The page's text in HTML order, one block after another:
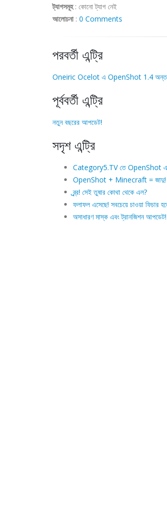
ট্যাগসমূহ: কোনো ট্যাগ নেই
আলোচনা: 0 Comments
পরবর্তী এন্ট্রি
Oneiric Ocelot এ OpenShot 1.4
পূর্ববর্তী এন্ট্রি
নতুন বছরের আপডেট!
সদৃশ এন্ট্রি
Category5.TV তে OpenShot এর
OpenShot + Minecraft = জাদু!
ব্র্র্র! সেই তুষার কোথা থেকে এল?
ফলাফল এসেছে! সবচেয়ে চাওয়া ফিচার
অসাধারণ মাস্ক এবং ট্রানজিশন আপডেট!